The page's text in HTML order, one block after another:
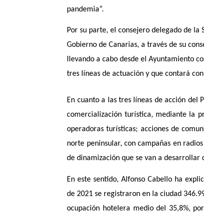
pandemia”.
Por su parte, el consejero delegado de la
Gobierno de Canarias, a través de su
llevando a cabo desde elAyuntamiento
tres líneas de actuación y que contará
En cuanto a las tres líneas de acción del
comercialización turística, mediante la
operadoras turísticas; acciones de
norte peninsular, con campañas en
de dinamización que se van a desarrollar
En este sentido, Alfonso Cabello ha
de 2021 se registraron en la ciudad
ocupación hotelera medio del 35,8%,